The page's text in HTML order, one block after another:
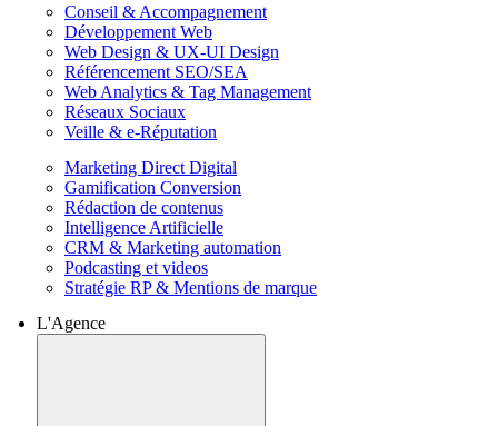
Conseil & Accompagnement
Développement Web
Web Design & UX-UI Design
Référencement SEO/SEA
Web Analytics & Tag Management
Réseaux Sociaux
Veille & e-Réputation
Marketing Direct Digital
Gamification Conversion
Rédaction de contenus
Intelligence Artificielle
CRM & Marketing automation
Podcasting et videos
Stratégie RP & Mentions de marque
L'Agence